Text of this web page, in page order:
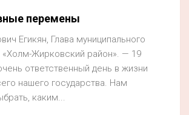
перемены
Егикян, Глава муниципального
«Холм-Жирковский район». — 19
ответственный день в жизни
нашего государства. Нам
каким...